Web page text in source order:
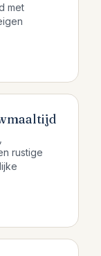
met
rustige